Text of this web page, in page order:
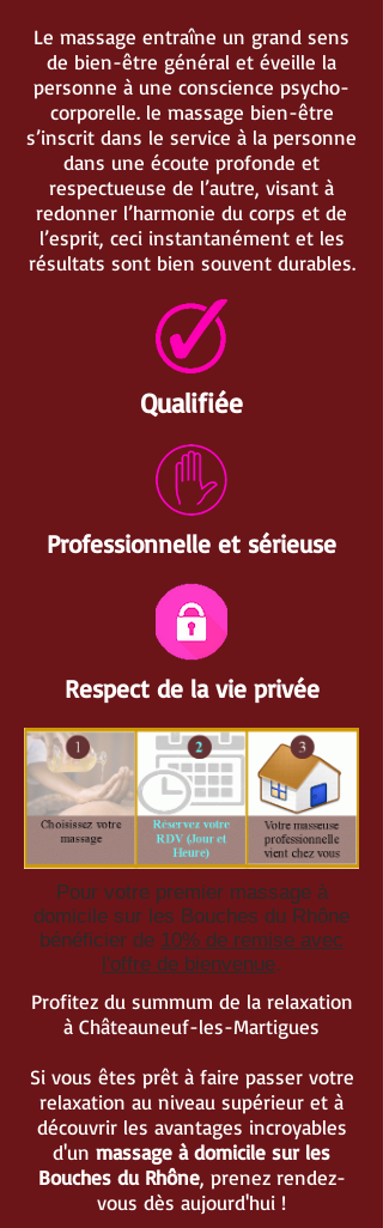
Le massage entraîne un grand sens
de bien-être général et éveille la
personne à une conscience psycho-
corporelle. le massage bien-être
s’inscrit dans le service à la personne
dans une écoute profonde et
respectueuse de l’autre, visant à
redonner l’harmonie du corps et de
l’esprit, ceci instantanément et les
résultats sont bien souvent durables.
Qualifiée
Professionnelle et sérieuse
Respect de la vie privée
Pour votre premier massage à
domicile sur les Bouches du Rhône
bénéficier de 10% de remise avec
l'offre de bienvenue.
Profitez du summum de la relaxation
à Châteauneuf-les-Martigues
Si vous êtes prêt à faire passer votre
relaxation au niveau supérieur et à
découvrir les avantages incroyables
d'un massage à domicile sur les
Bouches du Rhône, prenez rendez-
vous dès aujourd'hui !